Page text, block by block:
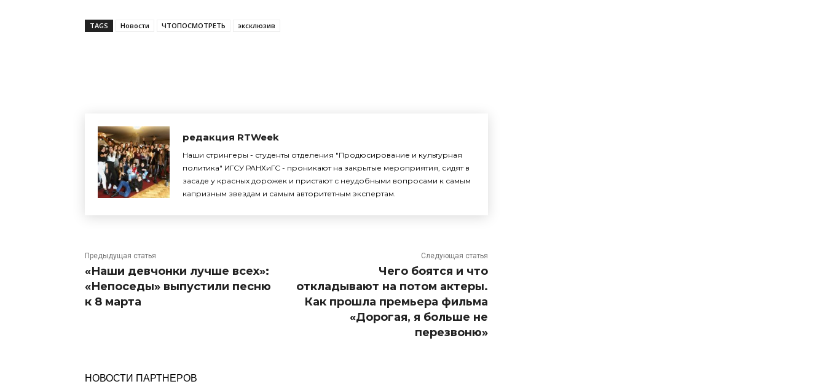
TAGS Новости ЧТОПОСМОТРЕТЬ эксклюзив
редакция RTWeek
Наши стрингеры - студенты отделения "Продюсирование и культурная
политика" ИГСУ РАНХиГС - проникают на закрытые мероприятия, сидят в
засаде у красных дорожек и пристают с неудобными вопросами к самым
капризным звездам и самым авторитетным экспертам.
Предыдущая статья
«Наши девчонки лучше всех»:
«Непоседы» выпустили песню
к 8 марта
Следующая статья
Чего боятся и что
откладывают на потом актеры.
Как прошла премьера фильма
«Дорогая, я больше не
перезвоню»
НОВОСТИ ПАРТНЕРОВ